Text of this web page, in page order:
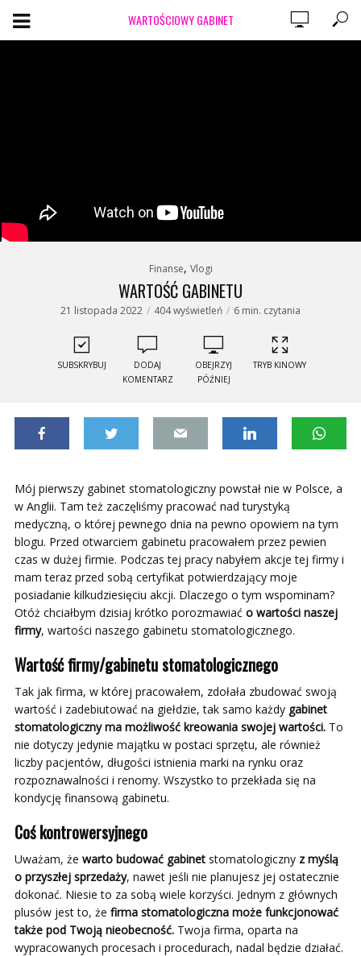
WARTOŚCIOWY GABINET
Finanse, Vlogi
WARTOŚĆ GABINETU
21 listopada 2022 404 wyświetleń 6 min. czytania
SUBSKRYBUJ
DODAJ
KOMENTARZ
OBEJRZYJ
PÓŹNIEJ
TRYB KINOWY
Mój pierwszy gabinet stomatologiczny powstał nie w Polsce, a
w Anglii. Tam też zaczęliśmy pracować nad turystyką
medyczną, o której pewnego dnia na pewno opowiem na tym
blogu. Przed otwarciem gabinetu pracowałem przez pewien
czas w dużej firmie. Podczas tej pracy nabyłem akcje tej firmy i
mam teraz przed sobą certyfikat potwierdzający moje
posiadanie kilkudziesięciu akcji. Dlaczego o tym wspominam?
Otóż chciałbym dzisiaj krótko porozmawiać o wartości naszej
firmy, wartości naszego gabinetu stomatologicznego.
Wartość firmy/gabinetu stomatologicznego
Tak jak firma, w której pracowałem, zdołała zbudować swoją
wartość i zadebiutować na giełdzie, tak samo każdy gabinet
stomatologiczny ma możliwość kreowania swojej wartości. To
nie dotyczy jedynie majątku w postaci sprzętu, ale również
liczby pacjentów, długości istnienia marki na rynku oraz
rozpoznawalności i renomy. Wszystko to przekłada się na
kondycję finansową gabinetu.
Coś kontrowersyjnego
Uważam, że warto budować gabinet stomatologiczny z myślą
o przyszłej sprzedaży, nawet jeśli nie planujesz jej ostatecznie
dokonać. Niesie to za sobą wiele korzyści. Jednym z głównych
plusów jest to, że firma stomatologiczna może funkcjonować
także pod Twoją nieobecność. Twoja firma, oparta na
wypracowanych procesach i procedurach, nadal będzie działać.